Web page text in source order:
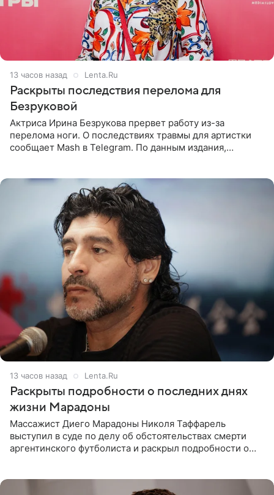
13 часов назад Lenta.Ru
Раскрыты последствия перелома для
Безруковой
Актриса Ирина Безрукова прервет работу из-за
перелома ноги. О последствиях травмы для артистки
сообщает Mash в Telegram. По данным издания,
13 часов назад Lenta.Ru
Раскрыты подробности о последних днях
жизни Марадоны
Массажист Диего Марадоны Николя Таффарель
выступил в суде по делу об обстоятельствах смерти
аргентинского футболиста и раскрыл подробности о